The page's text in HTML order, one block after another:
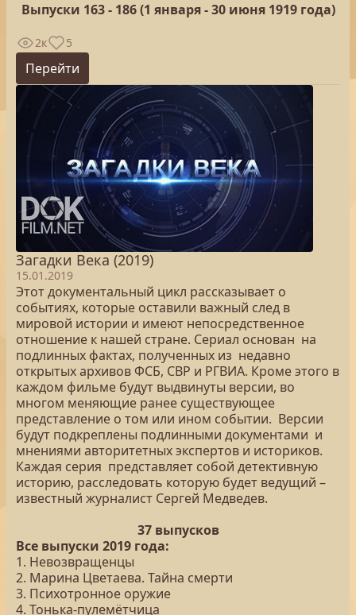
Выпуски 163 - 186 (1 января - 30 июня 1919 года)
2к 5
Перейти
Загадки Века (2019)
15.01.2019
Этот документальный цикл рассказывает о
событиях, которые оставили важный след в
мировой истории и имеют непосредственное
отношение к нашей стране. Сериал основан на
подлинных фактах, полученных из недавно
открытых архивов ФСБ, СВР и РГВИА. Кроме этого в
каждом фильме будут выдвинуты версии, во
многом меняющие ранее существующее
представление о том или ином событии. Версии
будут подкреплены подлинными документами и
мнениями авторитетных экспертов и историков.
Каждая серия представляет собой детективную
историю, расследовать которую будет ведущий –
известный журналист Сергей Медведев.
37 выпусков
Все выпуски 2019 года:
1. Невозвращенцы
2. Марина Цветаева. Тайна смерти
3. Психотронное оружие
4. Тонька-пулемётчица